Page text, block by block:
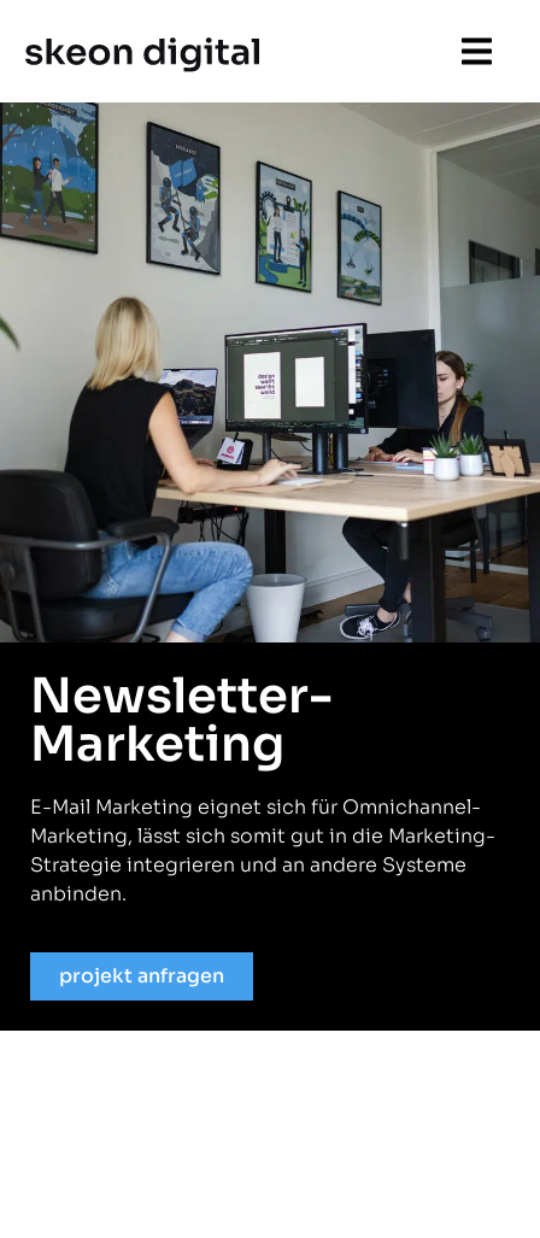
Newsletter-
Marketing
E-Mail Marketing eignet sich für Omnichannel-
Marketing, lässt sich somit gut in die Marketing-
Strategie integrieren und an andere Systeme
anbinden.
projekt anfragen